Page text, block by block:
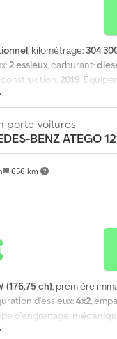
, kilométrage: 304
2 essieux, carburant:
construction: 2019,
direction
ATEGO 1224 Dcjdpfx
656 km
porte-voitures
BENZATEGO
(176,75 ch), première
d'essieux:4x2,
d'engrenage: